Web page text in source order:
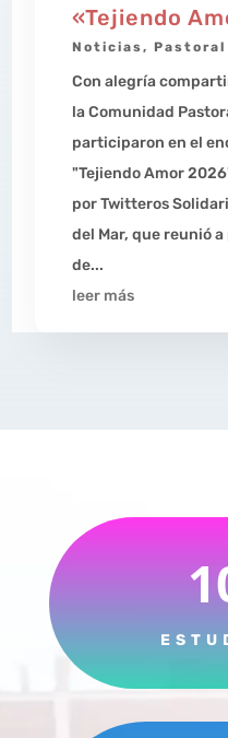
«Tejiendo
Noticias, Pastoral
Con alegría
la Comunidad
participaron en el
"Tejiendo Amor
por Twitteros
del Mar, que reunió
de...
leer más